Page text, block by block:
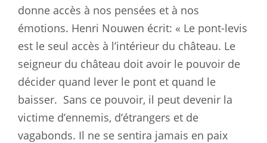
donne accès à nos pensées et à nos
émotions. Henri Nouwen écrit: « Le pont-levis
est le seul accès à l’intérieur du château. Le
seigneur du château doit avoir le pouvoir de
décider quand lever le pont et quand le
baisser. Sans ce pouvoir, il peut devenir la
victime d’ennemis, d’étrangers et de
vagabonds. Il ne se sentira jamais en paix